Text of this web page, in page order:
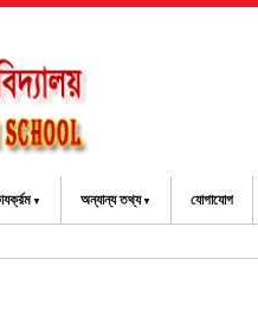
অন্যান্য তথ্য যোগাযোগ